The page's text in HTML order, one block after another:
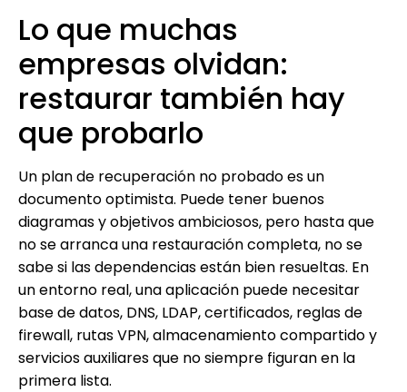
Lo que muchas
empresas olvidan:
restaurar también hay
que probarlo
Un plan de recuperación no probado es un
documento optimista. Puede tener buenos
diagramas y objetivos ambiciosos, pero hasta que
no se arranca una restauración completa, no se
sabe si las dependencias están bien resueltas. En
un entorno real, una aplicación puede necesitar
base de datos, DNS, LDAP, certificados, reglas de
firewall, rutas VPN, almacenamiento compartido y
servicios auxiliares que no siempre figuran en la
primera lista.